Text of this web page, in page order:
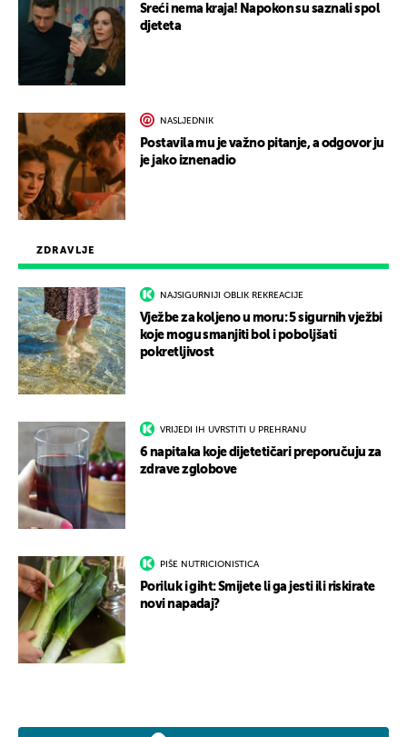
ZDRAVLJE
NAJSIGURNIJI OBLIK REKREACIJE
Vježbe za koljeno u moru: 5 sigurnih vježbi
koje mogu smanjiti bol i poboljšati
pokretljivost
VRIJEDI IH UVRSTITI U PREHRANU
6 napitaka koje dijetetičari preporučuju za
zdrave zglobove
PIŠE NUTRICIONISTICA
Poriluk i giht: Smijete li ga jesti ili riskirate
novi napadaj?
Sreći nema kraja! Napokon su saznali spol
djeteta
NASLJEDNIK
Postavila mu je važno pitanje, a odgovor ju
je jako iznenadio